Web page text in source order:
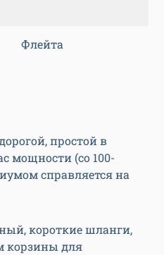
Флейта
простой в
мощности (со 100-
справляется на
короткие шланги,
корзины для